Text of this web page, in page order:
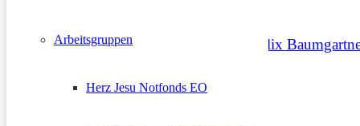
Arbeitsgruppen
Herz Jesu Notfonds EO
Video der Rede von Felix
19. Februar 2018